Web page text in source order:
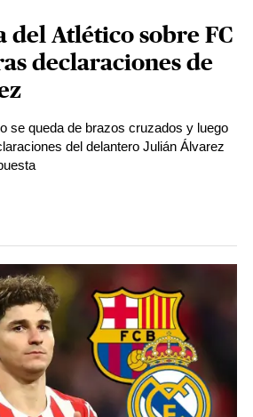
del Atlético sobre FC
declaraciones de
se queda de brazos cruzados y luego
del delantero Julián Álvarez